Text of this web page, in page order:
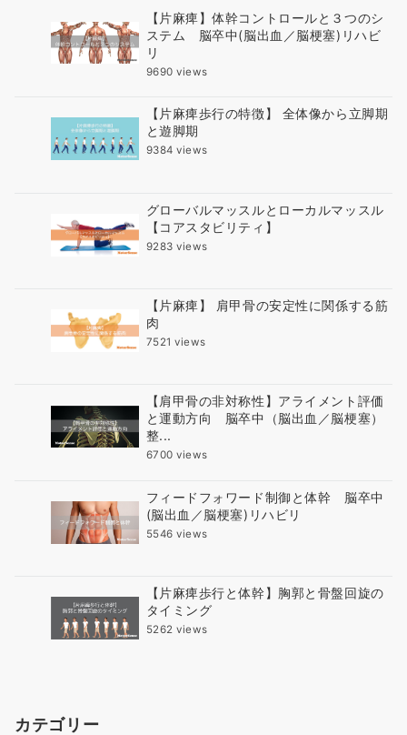
【片麻痺】体幹コントロールと３つのシ
ステム 脳卒中(脳出血／脳梗塞)リハビ
リ
9690 views
【片麻痺歩行の特徴】 全体像から立脚期
と遊脚期
9384 views
グローバルマッスルとローカルマッスル
【コアスタビリティ】
9283 views
【片麻痺】 肩甲骨の安定性に関係する筋
肉
7521 views
【肩甲骨の非対称性】アライメント評価
と運動方向 脳卒中（脳出血／脳梗塞）
整...
6700 views
フィードフォワード制御と体幹 脳卒中
(脳出血／脳梗塞)リハビリ
5546 views
【片麻痺歩行と体幹】胸郭と骨盤回旋の
タイミング
5262 views
カテゴリー